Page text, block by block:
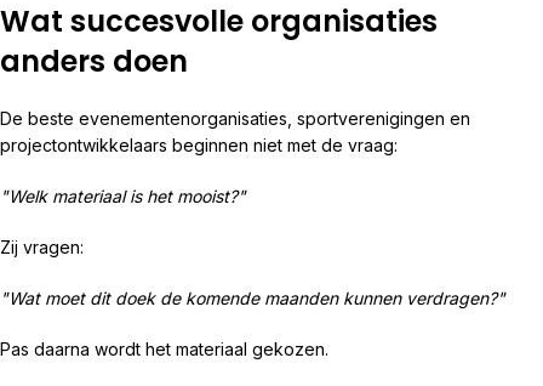
Wat succesvolle organisaties
anders doen
De beste evenementenorganisaties, sportverenigingen en
projectontwikkelaars beginnen niet met de vraag:
"Welk materiaal is het mooist?"
Zij vragen:
"Wat moet dit doek de komende maanden kunnen verdragen?"
Pas daarna wordt het materiaal gekozen.